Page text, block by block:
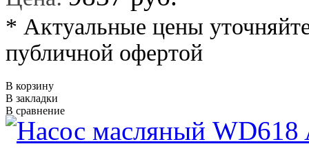
* Актуальные цены
публичной офертой
В корзину
В закладки
В сравнение